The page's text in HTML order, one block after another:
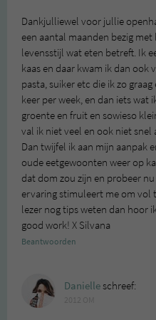
Dankjulliewel voor jullie
een aantal maanden bezig
levensstijl wat eten betreft. Ik
kaas en daar kwam ik dan ook
pasta, suiker etc die ik zo
keer per week, en dan iets wat
groente en fruit en sowieso
val ik niet veel en ook niet
Dan twijfel ik aan mijn aanpak
oude eetgewoonten weer op
dat dom zou zijn en probeer
ervaring stimuleert me om vol
lezer nog tips weten dan hoor
good work! X Silvana
Beantwoorden
Danielleschreef: